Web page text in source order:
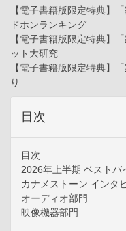
【電子書籍版限定特典】
ドホンランキング
【電子書籍版限定特典】
ット大研究
【電子書籍版限定特典】
り
目次
目次
2026年上半期 ベストバ
カナメストーン インタ
オーディオ部門
映像機器部門